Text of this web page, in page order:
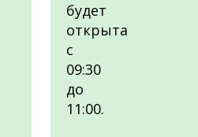
будет
открыта
с
09:30
до
11:00.